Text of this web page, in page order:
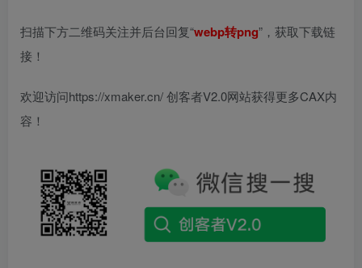
扫描下方二维码关注并后台回复“webp转png”，获取下载链
接！
欢迎访问https://xmaker.cn/ 创客者V2.0网站获得更多CAX内
容！